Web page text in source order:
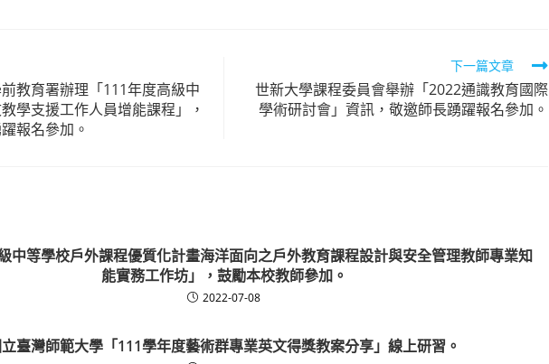
教育署辦理「111年度高級中
學支援工作人員增能課程」，
報名參加。
下一篇文章
世新大學課程委員會舉辦「2022通識教育國際
學術研討會」資訊，敬邀師長踴躍報名參加。
中等學校戶外課程優質化計畫海洋面向之戶外教育課程設計與安全管理教師專業知
能實務工作坊」，鼓勵本校教師參加。
2022-07-08
臺灣師範大學「111學年度藝術群專業英文得獎教案分享」線上研習。